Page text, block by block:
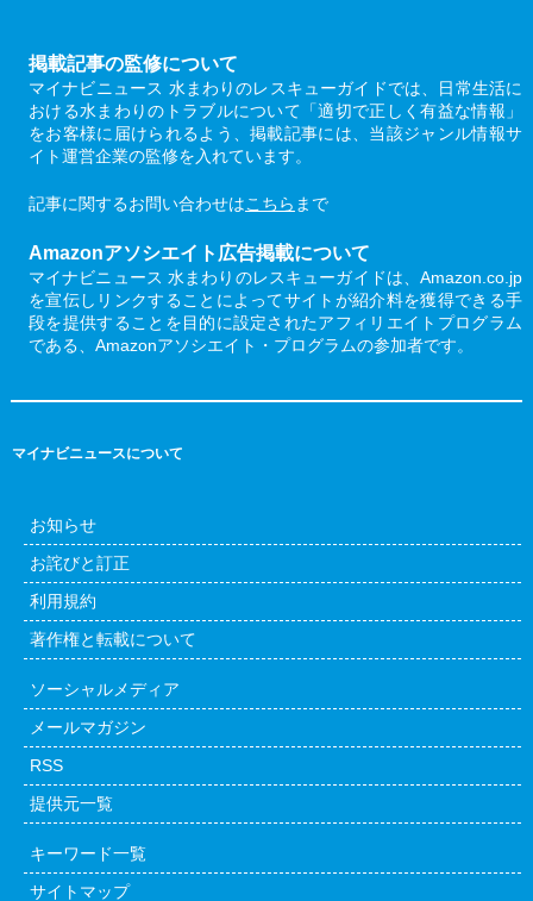
掲載記事の監修について
マイナビニュース 水まわりのレスキューガイドでは、日常生活に
おける水まわりのトラブルについて「適切で正しく有益な情報」
をお客様に届けられるよう、掲載記事には、当該ジャンル情報サ
イト運営企業の監修を入れています。
記事に関するお問い合わせはこちら まで
Amazonアソシエイト広告掲載について
マイナビニュース 水まわりのレスキューガイドは、Amazon.co.jp
を宣伝しリンクすることによってサイトが紹介料を獲得できる手
段を提供することを目的に設定されたアフィリエイトプログラム
である、Amazonアソシエイト・プログラムの参加者です。
マイナビニュースについて
お知らせ
お詫びと訂正
利用規約
著作権と転載について
ソーシャルメディア
メールマガジン
RSS
提供元一覧
キーワード一覧
サイトマップ